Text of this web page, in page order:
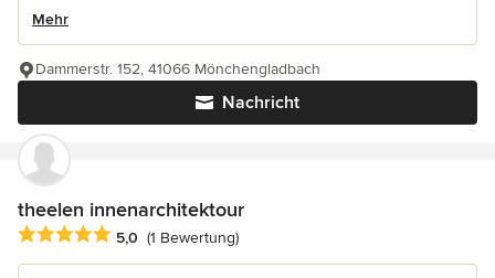
Mehr
Nachricht
Dammerstr. 152, 41066 Mönchengladbach
theelen innenarchitektour
Durchschnittliche Bewertung: 5 von 5 Sternen
5,0 (1 Bewertung)